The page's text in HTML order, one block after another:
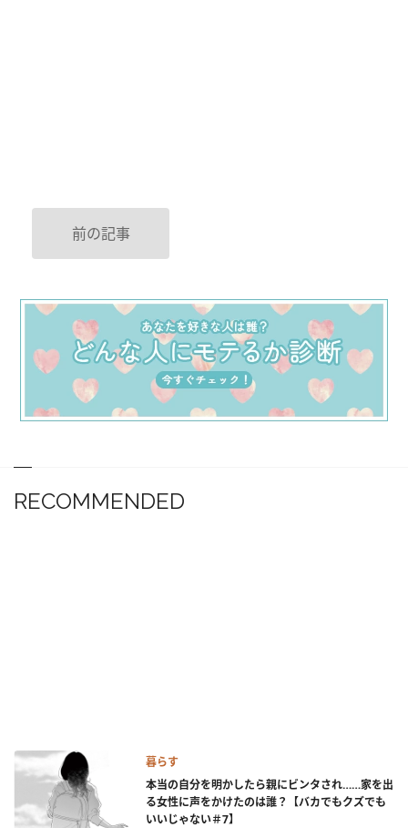
前の記事
RECOMMENDED
暮らす
本当の自分を明かしたら親にビンタされ……家を出
る女性に声をかけたのは誰？【バカでもクズでも
いいじゃない＃7】